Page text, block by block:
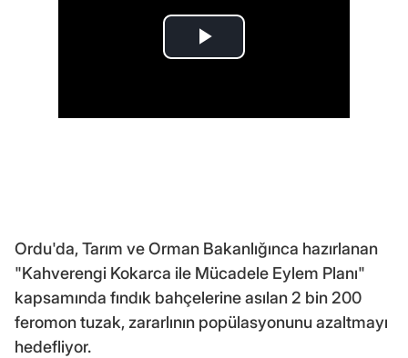
Ordu'da, Tarım ve Orman Bakanlığınca hazırlanan
"Kahverengi Kokarca ile Mücadele Eylem Planı"
kapsamında fındık bahçelerine asılan 2 bin 200
feromon tuzak, zararlının popülasyonunu azaltmayı
hedefliyor.